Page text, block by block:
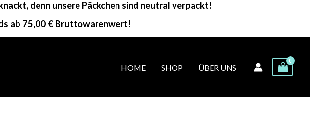
denn unsere Päckchen sind neutral verpackt!
ab 75,00 € Bruttowarenwert!
HOME SHOP ÜBER UNS